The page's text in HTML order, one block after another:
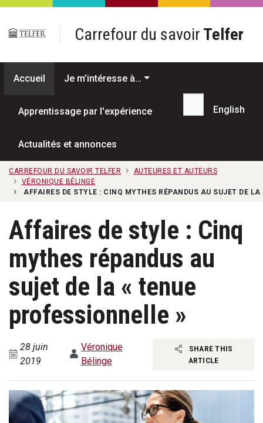
Passer au contenu principal
Carrefour du savoir Telfer
Accueil Je m’intéresse à…
Apprentissage par l'expérience
Actualités et annonces
Recherche...
English
CARREFOUR DU SAVOIR TELFER
AUTEURES ET AUTEURS
VÉRONIQUE BÉLINGE
AFFAIRES DE STYLE : CINQ MYTHES RÉPANDUS AU SUJET DE LA
Affaires de style : Cinq
mythes répandus au
sujet de la « tenue
professionnelle »
28 juin
2019
Véronique
Bélinge
SHARE THIS
ARTICLE